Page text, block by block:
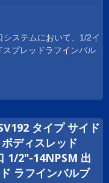
ステムにおいて、1/2イ
プレッドラフインバル
ブは、NSF、cUPC、
ます。 世界中でビジネ
様をサポートしていま
顧客の要求に応じてカス
、G 1/2、および
。
タイプ サイド
ディスレッド
1/2"-14NPSM 出
ラフインバルブ